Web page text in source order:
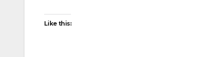
Like this: